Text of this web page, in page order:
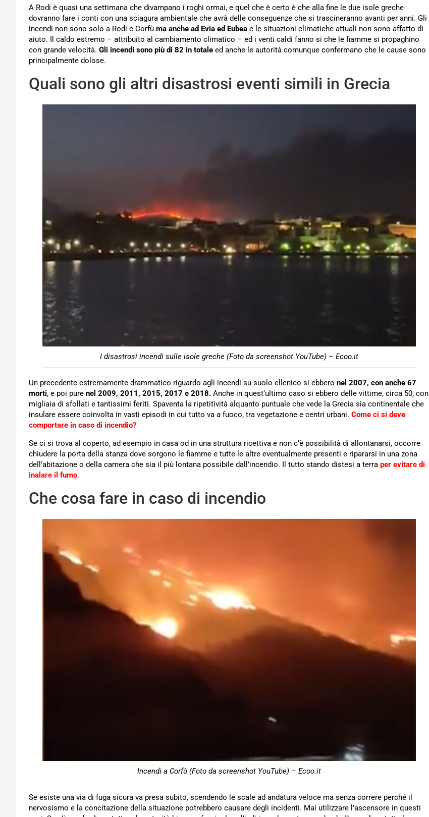
A Rodi è quasi una settimana che divampano i roghi ormai, e quel che è certo è che alla fine le due isole greche
dovranno fare i conti con una sciagura ambientale che avrà delle conseguenze che si trascineranno avanti per anni. Gli
incendi non sono solo a Rodi e Corfù ma anche ad Evia ed Eubea e le situazioni climatiche attuali non sono affatto di
aiuto. Il caldo estremo – attribuito al cambiamento climatico – ed i venti caldi fanno si che le fiamme si propaghino
con grande velocità. Gli incendi sono più di 82 in totale ed anche le autorità comunque confermano che le cause sono
principalmente dolose.
Quali sono gli altri disastrosi eventi simili in Grecia
I disastrosi incendi sulle isole greche (Foto da screenshot YouTube) – Ecoo.it
Un precedente estremamente drammatico riguardo agli incendi su suolo ellenico si ebbero nel 2007, con anche 67
morti, e poi pure nel 2009, 2011, 2015, 2017 e 2018. Anche in quest’ultimo caso si ebbero delle vittime, circa 50, con
migliaia di sfollati e tantissimi feriti. Spaventa la ripetitività alquanto puntuale che vede la Grecia sia continentale che
insulare essere coinvolta in vasti episodi in cui tutto va a fuoco, tra vegetazione e centri urbani. Come ci si deve
comportare in caso di incendio?
Se ci si trova al coperto, ad esempio in casa od in una struttura ricettiva e non c’è possibilità di allontanarsi, occorre
chiudere la porta della stanza dove sorgono le fiamme e tutte le altre eventualmente presenti e ripararsi in una zona
dell’abitazione o della camera che sia il più lontana possibile dall’incendio. Il tutto stando distesi a terra per evitare di
inalare il fumo.
Che cosa fare in caso di incendio
Incendi a Corfù (Foto da screenshot YouTube) – Ecoo.it
Se esiste una via di fuga sicura va presa subito, scendendo le scale ad andatura veloce ma senza correre perché il
nervosismo e la concitazione della situazione potrebbero causare degli incidenti. Mai utilizzare l’ascensore in questi